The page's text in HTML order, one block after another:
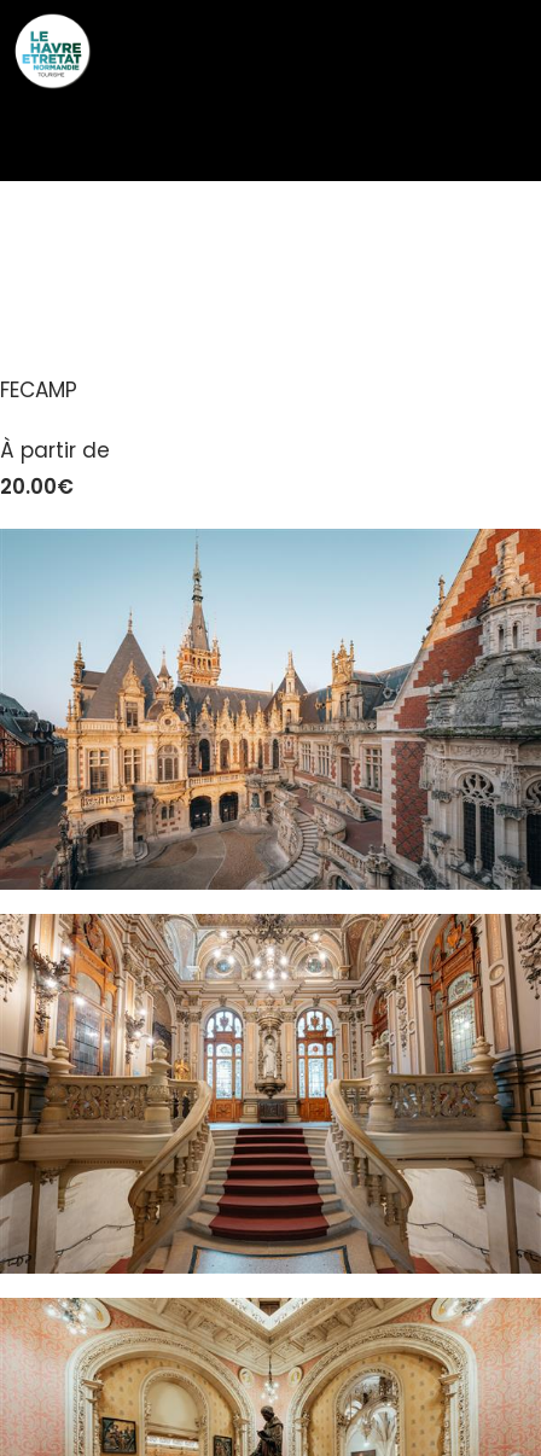
FECAMP
À partir de
20.00€
Cookies management panel